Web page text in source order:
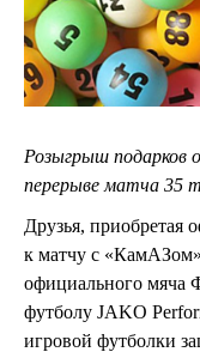
Розыгрыш подарков
перерыве матча 35
Друзья, приобретая
к матчу с
официального мяча
футболу JAKO
игровой футболки